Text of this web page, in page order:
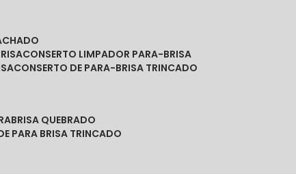
CONSERTO LIMPADOR PARA-BRISA
CONSERTO DE PARA-BRISA TRINCADO
QUEBRADO
PARA BRISA TRINCADO